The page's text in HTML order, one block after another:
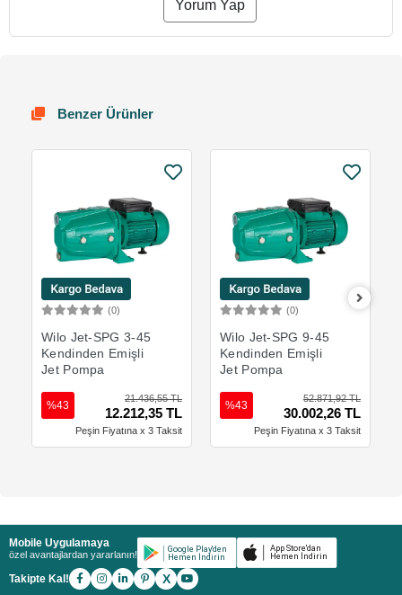
Yorum Yap
Benzer Ürünler
(0)
Wilo Jet-SPG 3-45
Kendinden Emişli
Jet Pompa
21.436,55 TL
12.212,35 TL
%43
Peşin Fiyatına x 3 Taksit
(0)
Wilo Jet-SPG 9-45
Kendinden Emişli
Jet Pompa
52.871,92 TL
30.002,26 TL
%43
Peşin Fiyatına x 3 Taksit
Mobile Uygulamaya
özel avantajlardan yararlanın!
Takipte Kal! X